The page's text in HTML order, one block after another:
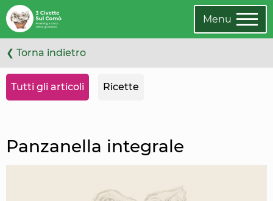
Leggi
l'articolo
Oppure
cambia
categoria
Menu
❮ Torna indietro
Tutti gli articoli Ricette
Panzanella integrale